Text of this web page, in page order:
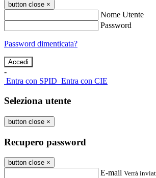
button close ×
Nome Utente
Password
Password dimenticata?
-
Entra con SPID Entra con CIE
Seleziona utente
button close ×
Recupero password
button close ×
E-mail Verrà